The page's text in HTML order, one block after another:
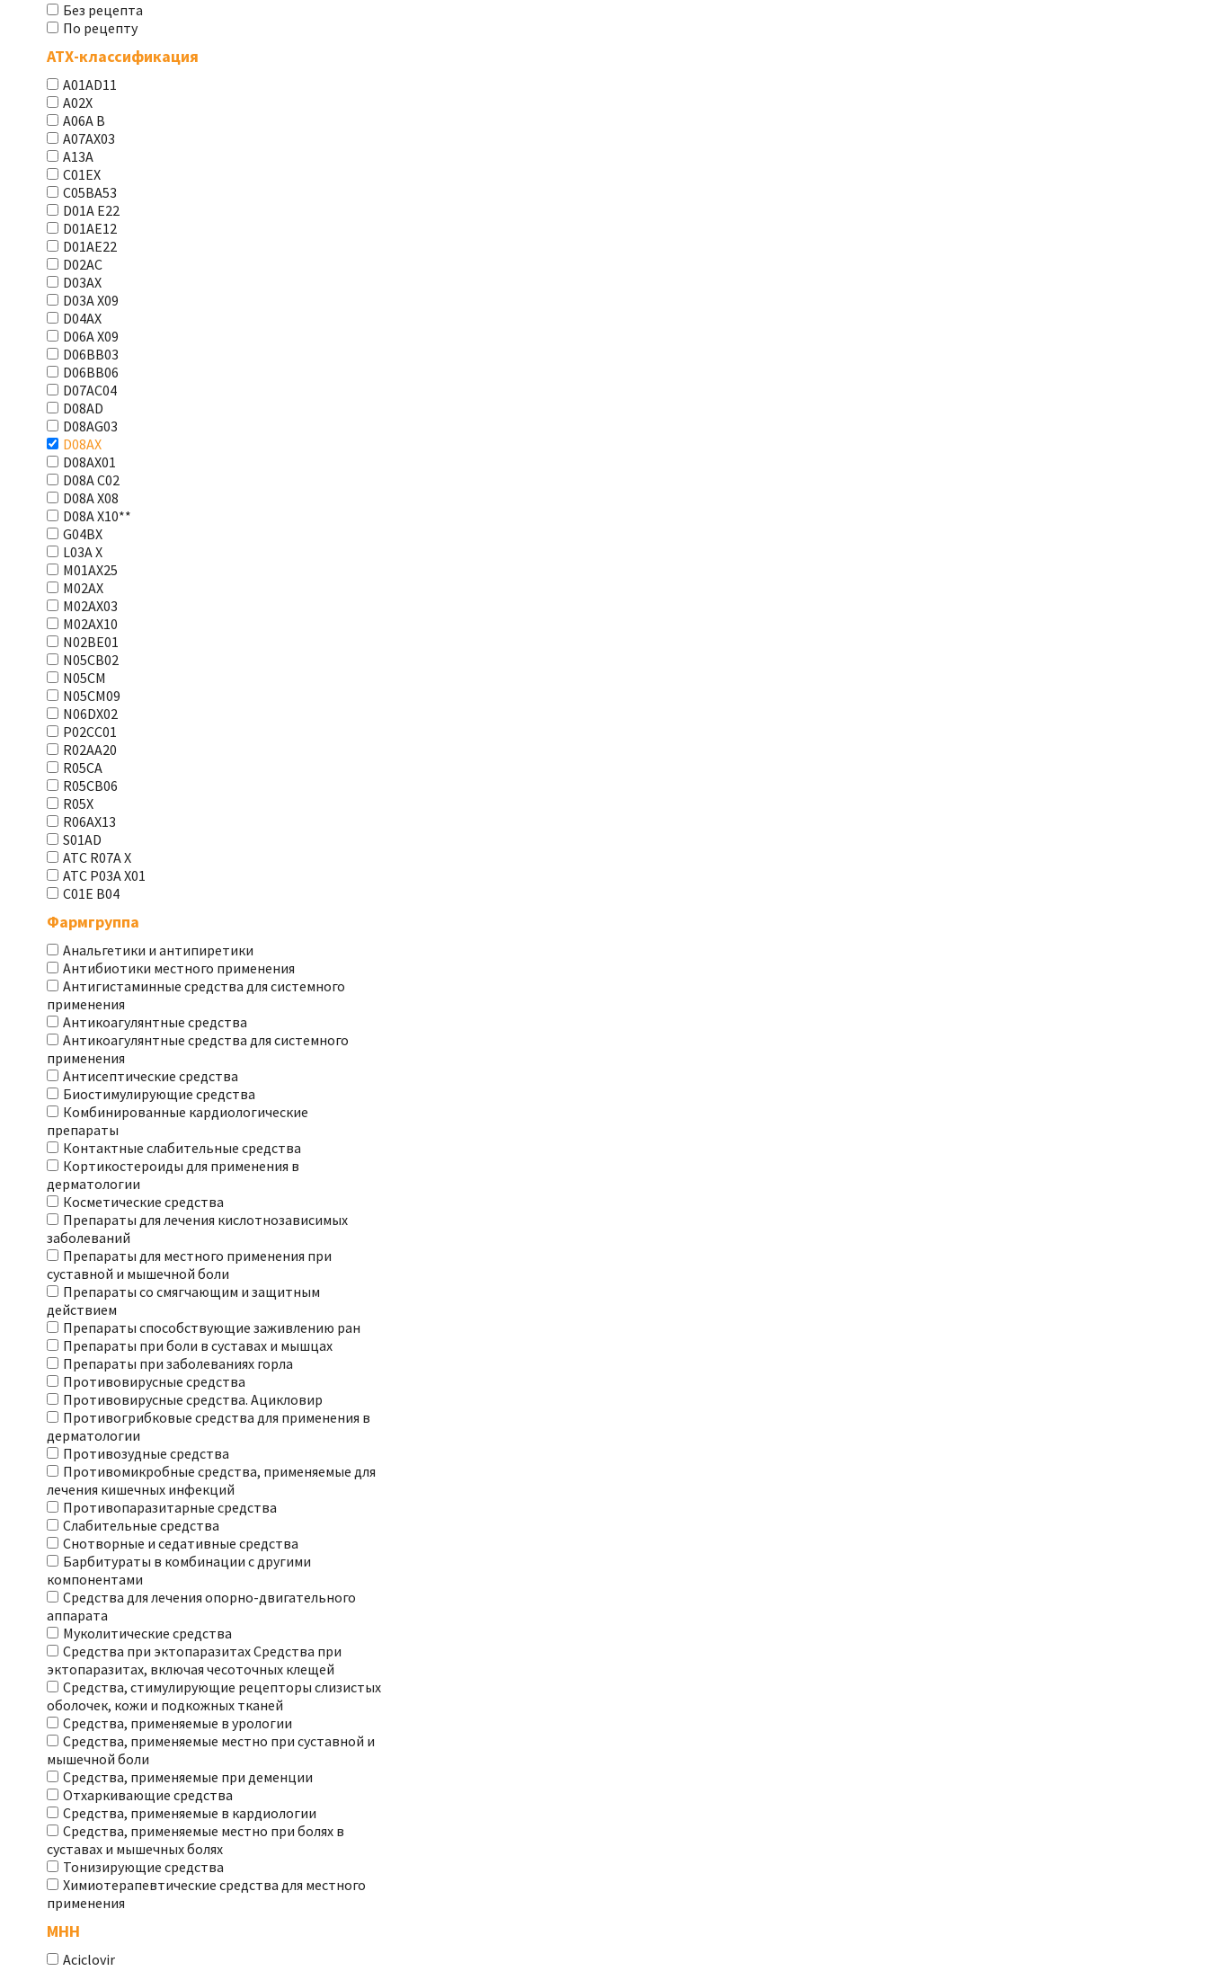
Без рецепта
По рецепту
АТХ-классификация
A01AD11
A02X
A06A В
A07AX03
A13A
C01EX
C05BA53
D01A E22
D01AE12
D01AE22
D02AC
D03AX
D03A X09
D04AX
D06A X09
D06BB03
D06BB06
D07AC04
D08AD
D08AG03
D08AX
D08AX01
D08А С02
D08А Х08
D08А Х10**
G04BX
L03А Х
M01AX25
M02AX
M02AX03
M02AX10
N02BE01
N05CB02
N05CM
N05CM09
N06DX02
P02CC01
R02AA20
R05CA
R05CB06
R05X
R06AX13
S01AD
АТС R07A X
АТС Р03А Х01
С01Е В04
Фармгруппа
Анальгетики и антипиретики
Антибиотики местного применения
Антигистаминные средства для системного
применения
Антикоагулянтные средства
Антикоагулянтные средства для системного
применения
Антисептические средства
Биостимулирующие средства
Комбинированные кардиологические
препараты
Контактные слабительные средства
Кортикостероиды для применения в
дерматологии
Косметические средства
Препараты для лечения кислотнозависимых
заболеваний
Препараты для местного применения при
суставной и мышечной боли
Препараты со смягчающим и защитным
действием
Препараты способствующие заживлению ран
Препараты при боли в суставах и мышцах
Препараты при заболеваниях горла
Противовирусные средства
Противовирусные средства. Ацикловир
Противогрибковые средства для применения в
дерматологии
Противозудные средства
Противомикробные средства, применяемые для
лечения кишечных инфекций
Противопаразитарные средства
Слабительные средства
Снотворные и седативные средства
Барбитураты в комбинации с другими
компонентами
Средства для лечения опорно-двигательного
аппарата
Муколитические средства
Средства при эктопаразитах Средства при
эктопаразитах, включая чесоточных клещей
Средства, стимулирующие рецепторы слизистых
оболочек, кожи и подкожных тканей
Средства, применяемые в урологии
Средства, применяемые местно при суставной и
мышечной боли
Средства, применяемые при деменции
Отхаркивающие средства
Средства, применяемые в кардиологии
Средства, применяемые местно при болях в
суставах и мышечных болях
Тонизирующие средства
Химиотерапевтические средства для местного
применения
МНН
Aciclovir